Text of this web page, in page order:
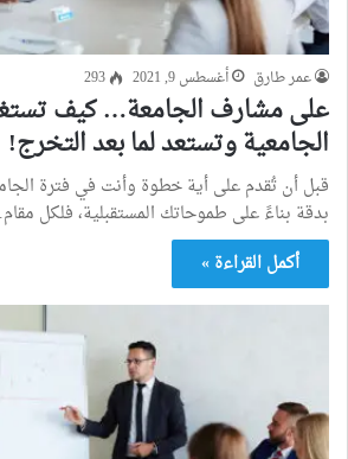
عمر طارق أغسطس 9, 2021 293
على مشارف الجامعة… كيف
الجامعية وتستعد لما بعد التخرج!
قبل أن تُقدم على أية خطوة وأنت في فترة
بدقة بناءً على طموحاتك المستقبلية، فلكل
أكمل القراءة »